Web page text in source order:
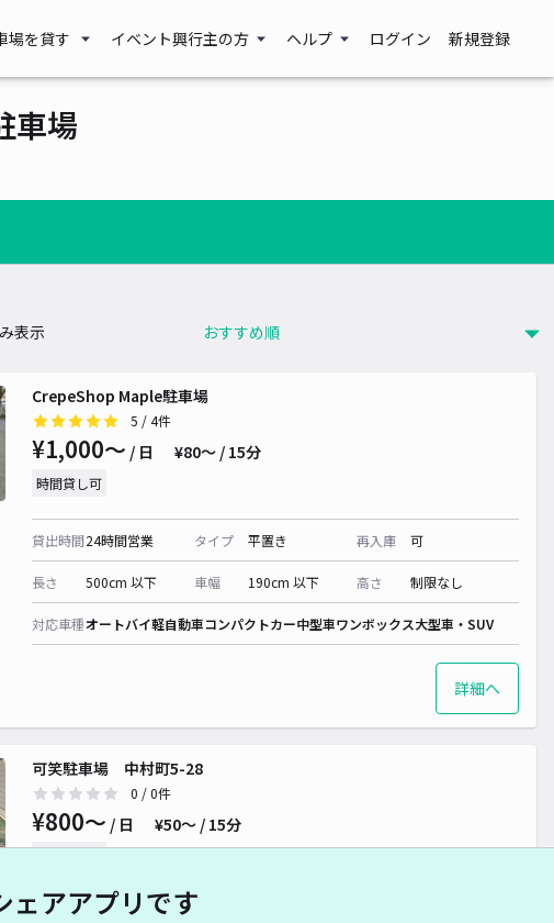
場を貸す イベント興行主の方 ヘルプ ログイン 新規登録
車場
表示
CrepeShop Maple駐車場
5 / 4件
¥1,000〜 / 日 ¥80〜 / 15分
時間貸し可
貸出時間24時間営業 タイプ 平置き 再入庫 可
長さ 500cm 以下 車幅 190cm 以下 高さ 制限なし
対応車種オートバイ軽自動車コンパクトカー中型車ワンボックス大型車・SUV
詳細へ
可笑駐車場 中村町5-28
0 / 0件
¥800〜 / 日 ¥50〜 / 15分
貸出時間 08:00 〜17:00
ェアアプリです